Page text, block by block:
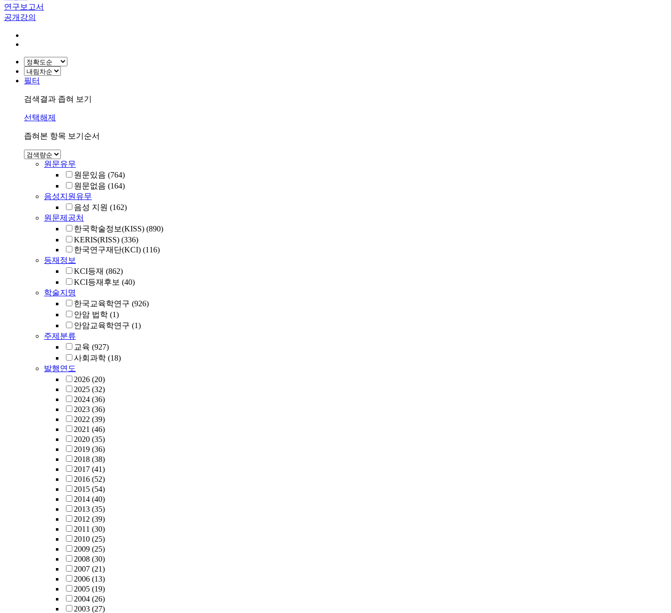
연구보고서
공개강의
필터
검색결과 좁혀 보기
선택해제
좁혀본 항목 보기순서
원문유무
원문있음 (764)
원문없음 (164)
음성지원유무
음성 지원 (162)
원문제공처
한국학술정보(KISS) (890)
KERIS(RISS) (336)
한국연구재단(KCI) (116)
등재정보
KCI등재 (862)
KCI등재후보 (40)
학술지명
한국교육학연구 (926)
안암 법학 (1)
안암교육학연구 (1)
주제분류
교육 (927)
사회과학 (18)
발행연도
2026 (20)
2025 (32)
2024 (36)
2023 (36)
2022 (39)
2021 (46)
2020 (35)
2019 (36)
2018 (38)
2017 (41)
2016 (52)
2015 (54)
2014 (40)
2013 (35)
2012 (39)
2011 (30)
2010 (25)
2009 (25)
2008 (30)
2007 (21)
2006 (13)
2005 (19)
2004 (26)
2003 (27)